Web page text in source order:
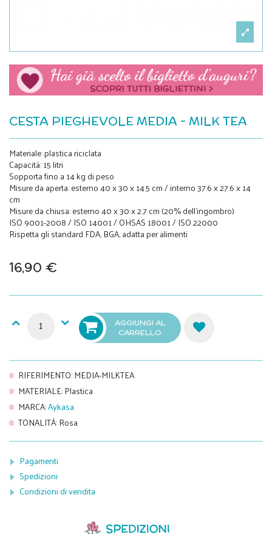
CESTA PIEGHEVOLE MEDIA - MILK TEA
Materiale: plastica riciclata
Capacità: 15 litri
Sopporta fino a 14 kg di peso
Misure da aperta: esterno 40 x 30 x 14.5 cm / interno 37.6 x 27.6 x 14
cm
Misure da chiusa: esterno 40 x 30 x 2.7 cm (20% dell'ingombro)
ISO 9001-2008 / ISO 14001 / OHSAS 18001 / ISO 22000
Rispetta gli standard FDA, BGA, adatta per alimenti
16,90 €
AGGIUNGI AL
CARRELLO
RIFERIMENTO:MEDIA-MILKTEA
MATERIALE:Plastica
MARCA:Aykasa
TONALITÀ:Rosa
Pagamenti
Spedizioni
Condizioni di vendita